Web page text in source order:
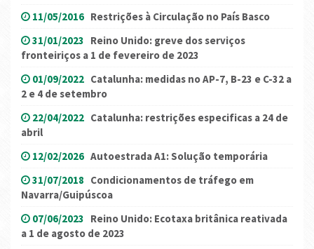
11/05/2016 Restrições à Circulação no País Basco
31/01/2023 Reino Unido: greve dos serviços
fronteiriços a 1 de fevereiro de 2023
01/09/2022 Catalunha: medidas no AP-7, B-23 e C-32 a
2 e 4 de setembro
22/04/2022 Catalunha: restrições especificas a 24 de
abril
12/02/2026 Autoestrada A1: Solução temporária
31/07/2018 Condicionamentos de tráfego em
Navarra/Guipúscoa
07/06/2023 Reino Unido: Ecotaxa britânica reativada
a 1 de agosto de 2023